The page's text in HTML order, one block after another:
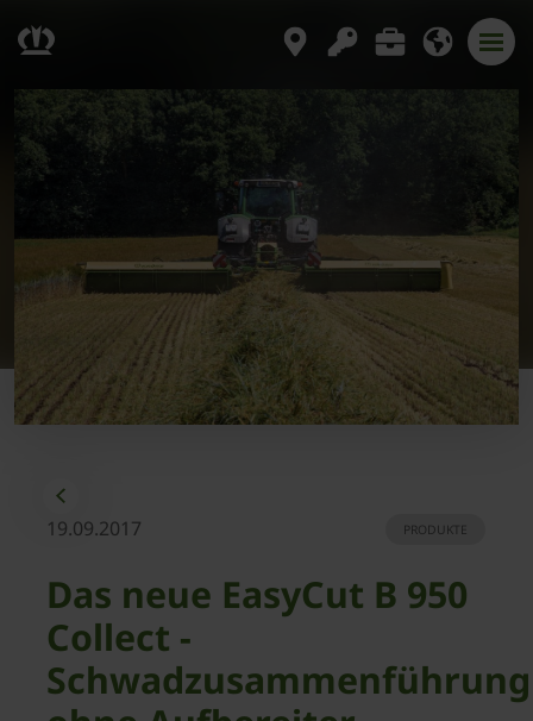
19.09.2017 PRODUKTE
Das neue EasyCut B 950
Collect -
Schwadzusammenführung